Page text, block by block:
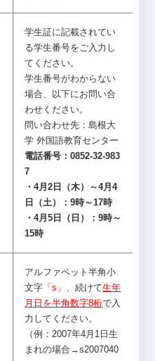
学生証に記載されてい
る学生番号をご入力し
てください。
学生番号がわからない
場合、以下にお問い合
わせください。
問い合わせ先：島根大
学 外国語教育センター
電話番号：0852-32-983
7
・4月2日（木）～4月4
日（土）：9時～17時
・4月5日（日）：9時～
15時
アルファベット半角小
文字 「s」 、続けて生年
月日を半角数字8桁で入
力してください。
（例：2007年4月1日生
まれの場合→s2007040